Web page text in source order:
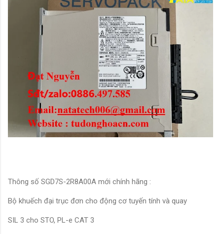
Thông số SGD7S-2R8A00A mới chính hãng :
Bộ khuếch đại trục đơn cho động cơ tuyến tính và quay
SIL 3 cho STO, PL-e CAT 3